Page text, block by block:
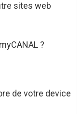
sites web
?
de votre device